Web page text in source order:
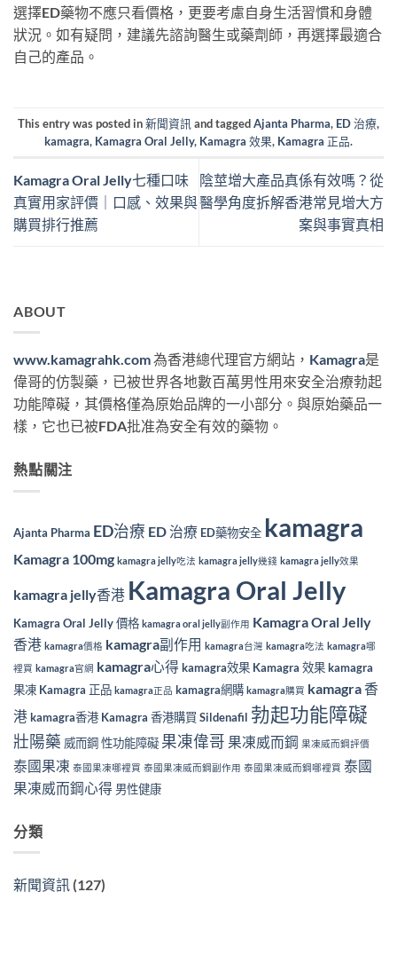
選擇ED藥物不應只看價格，更要考慮自身生活習慣和身體
狀況。如有疑問，建議先諮詢醫生或藥劑師，再選擇最適合
自己的產品。
This entry was posted in新聞資訊 and taggedAjanta Pharma, ED 治療,
kamagra, Kamagra Oral Jelly, Kamagra 效果, Kamagra 正品.
Kamagra Oral Jelly七種口味
真實用家評價｜口感、效果與
購買排行推薦
陰莖增大產品真係有效嗎？從
醫學角度拆解香港常見增大方
案與事實真相
ABOUT
www.kamagrahk.com為香港總代理官方網站， Kamagra是
偉哥的仿製藥，已被世界各地數百萬男性用來安全治療勃起
功能障礙，其價格僅為原始品牌的一小部分。與原始藥品一
樣，它也已被FDA批准為安全有效的藥物。
熱點關注
Ajanta Pharma ED治療 ED 治療 ED藥物安全 kamagra
Kamagra 100mg kamagra jelly吃法 kamagra jelly幾錢 kamagra jelly效果
kamagra jelly香港 Kamagra Oral Jelly
Kamagra Oral Jelly 價格 kamagra oral jelly副作用 Kamagra Oral Jelly
香港 kamagra價格 kamagra副作用 kamagra台灣 kamagra吃法 kamagra哪
裡買 kamagra官網 kamagra心得kamagra效果 Kamagra 效果kamagra
果凍 Kamagra 正品 kamagra正品 kamagra網購 kamagra購買 kamagra 香
港kamagra香港 Kamagra 香港購買 Sildenafil 勃起功能障礙
壯陽藥 威而鋼 性功能障礙 果凍偉哥 果凍威而鋼 果凍威而鋼評價
泰國果凍 泰國果凍哪裡買 泰國果凍威而鋼副作用 泰國果凍威而鋼哪裡買 泰國
果凍威而鋼心得 男性健康
分類
新聞資訊 (127)